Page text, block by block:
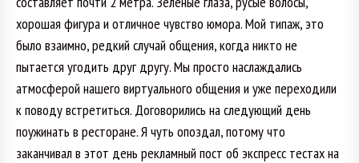
хорошая фигура и отличное чувство юмора. Мой типаж, это
было взаимно, редкий случай общения, когда никто не
пытается угодить друг другу. Мы просто наслаждались
атмосферой нашего виртуального общения и уже переходили
к поводу встретиться. Договорились на следующий день
поужинать в ресторане. Я чуть опоздал, потому что
заканчивал в этот день рекламный пост об экспресс тестах на